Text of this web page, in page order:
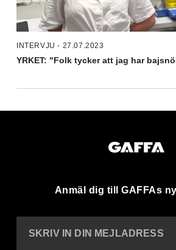
INTERVJU - 27.07.2023
YRKET: "Folk tycker att jag har
Anmäl dig till GAFFAs
SKRIV IN DIN MEJLADRESS